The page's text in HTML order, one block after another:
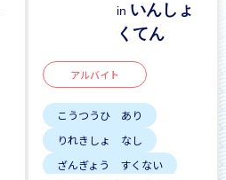
in いんしょ
くてん
アルバイト
こうつうひ あり
りれきしょ なし
ざんぎょう すくない